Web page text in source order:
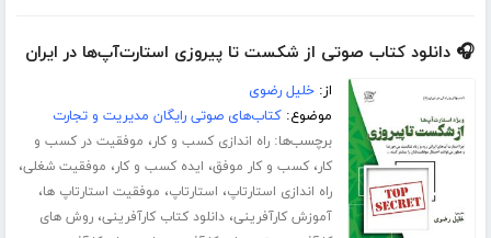
🎧 دانلود کتاب صوتی از شکست تا پیروزی استارت‌آپ‌ها در ایران
از:خلیل رضوی
موضوع:کتاب‌های صوتی رایگان مدیریت و تجارت
برچسب‌ها:راه اندازی کسب و کار، موفقیت در کسب و
کار،کسب و کار موفق، ایده کسب و کار، موفقیت شغلی،
راه اندازی استارتاپ، استارتاپ، موفقیت استارتاپ ها،
آموزش کارآفرینی،دانلود کتاب کارآفرینی،روش های